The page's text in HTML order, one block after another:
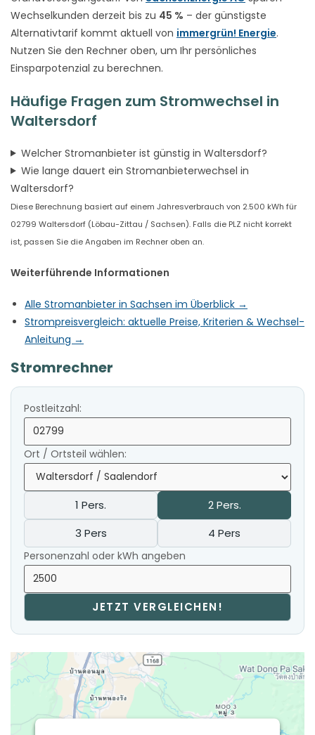
Wechselkunden derzeit bis zu 45 % – der günstigste
Alternativtarif kommt aktuell von immergrün! Energie.
Nutzen Sie den Rechner oben, um Ihr persönliches
Einsparpotenzial zu berechnen.
Häufige Fragen zum Stromwechsel in
Waltersdorf
Welcher Stromanbieter ist günstig in Waltersdorf?
Wie lange dauert ein Stromanbieterwechsel in
Waltersdorf?
Diese Berechnung basiert auf einem Jahresverbrauch von 2.500 kWh für
02799 Waltersdorf (Löbau-Zittau / Sachsen). Falls die PLZ nicht korrekt
ist, passen Sie die Angaben im Rechner oben an.
Weiterführende Informationen
Alle Stromanbieter in Sachsen im Überblick →
Strompreisvergleich: aktuelle Preise, Kriterien & Wechsel-
Anleitung →
Stromrechner
Postleitzahl:
Ort / Ortsteil wählen:
1 Pers.
2 Pers.
3 Pers
4 Pers
Personenzahl oder kWh angeben
JETZT VERGLEICHEN!